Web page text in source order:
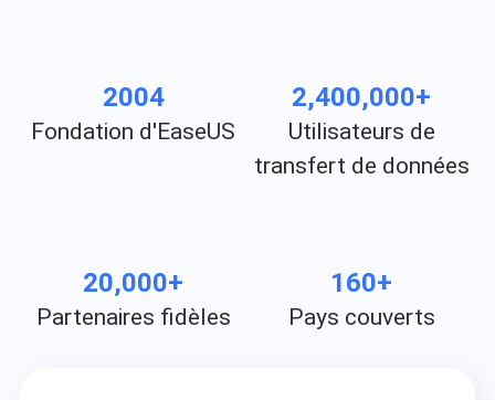
2004
Fondation d'EaseUS
2,400,000+
Utilisateurs de
transfert de données
20,000+
Partenaires fidèles
160+
Pays couverts